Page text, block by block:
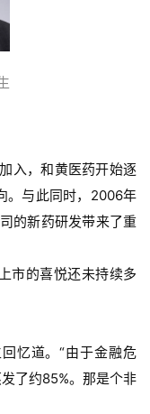
入，和黄医药开始逐
。与此同时，2006年
的新药研发带来了重
市的喜悦还未持续多
忆道。“由于金融危
了约85%。那是个非